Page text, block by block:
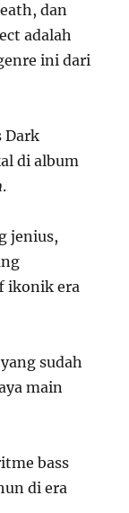
dan
adalah
ini dari
Dark
di album
.
jenius,
ikonik era
sudah
main
bass
di era